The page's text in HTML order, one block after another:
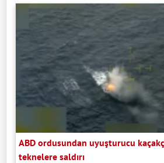
ABD ordusundan uyuşturucu
teknelere saldırı